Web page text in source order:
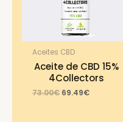
Aceites CBD
Aceite de CBD 15%
4Collectors
73.00€ Original
69.49€Current